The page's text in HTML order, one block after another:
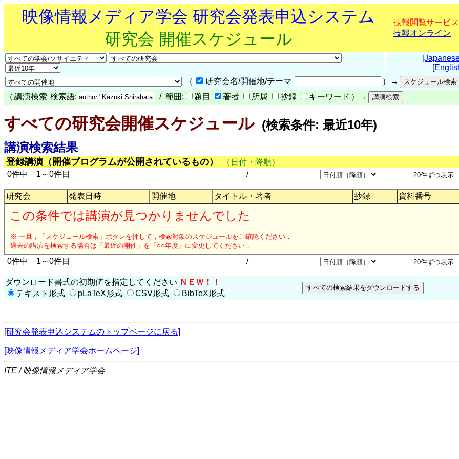
映像情報メディア学会 研究会発表申込システム
研究会 開催スケジュール
技報閲覧サービス
技報オンライン
（
研究会名/開催地/テーマ
）→
（ 講演検索 検索語: / 範囲: 題目 著者 所属 抄録 キーワード ）→
すべての研究会開催スケジュール(検索条件: 最近10年)
講演検索結果
登録講演（開催プログラムが公開されているもの）
（日付・降順）
0件中 1～0件目
/
研究会 発表日時 開催地 タイトル・著者 抄録 資料番号
この条件では講演が見つかりませんでした
※ 一旦，「スケジュール検索」ボタンを押して，検索対象のスケジュールをご確認ください．
過去の講演を検索する場合は「最近の開催」を「○○年度」に変更してください．
0件中 1～0件目 /
ダウンロード書式の初期値を指定してください ＮＥＷ！！
テキスト形式
pLaTeX形式 CSV形式 BibTeX形式
[研究会発表申込システムのトップページに戻る]
[映像情報メディア学会ホームページ]
ITE / 映像情報メディア学会